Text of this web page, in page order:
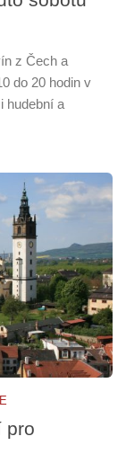
z Čech a
do 20 hodin v
hudební a
pro